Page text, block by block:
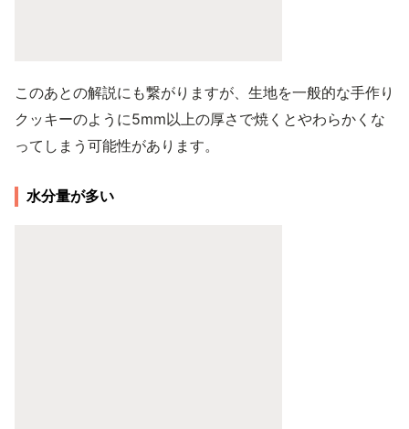
このあとの解説にも繋がりますが、生地を一般的な手作り
クッキーのように5mm以上の厚さで焼くとやわらかくな
ってしまう可能性があります。
水分量が多い